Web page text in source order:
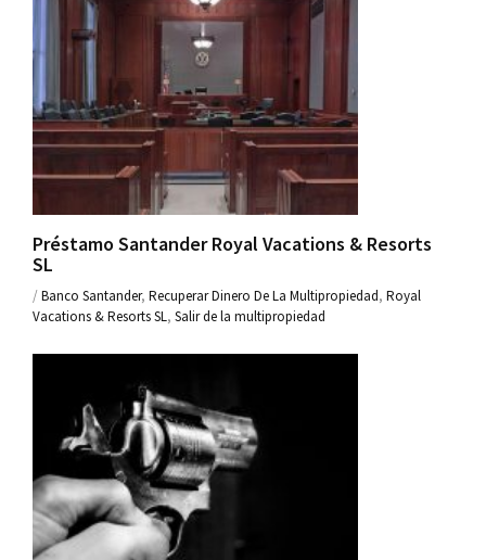
Préstamo Santander Royal Vacations & Resorts
SL
/Banco Santander, Recuperar Dinero De La Multipropiedad, Royal
Vacations & Resorts SL, Salir de la multipropiedad